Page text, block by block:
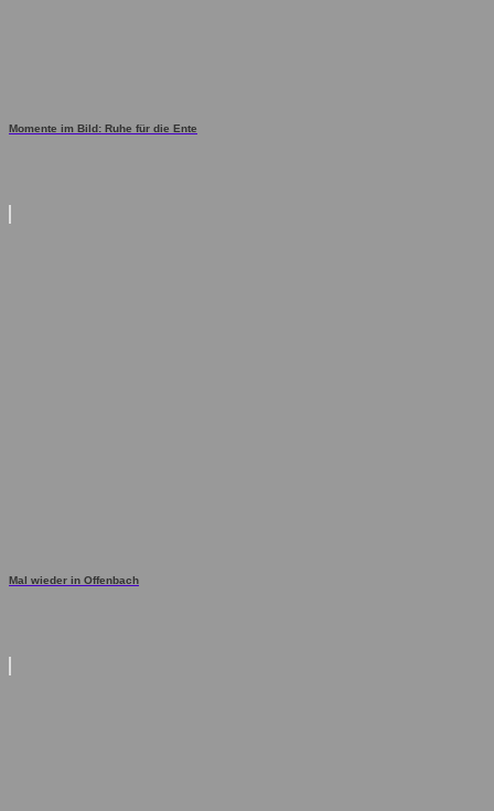
Momente im Bild: Ruhe für die Ente
Mal wieder in Offenbach